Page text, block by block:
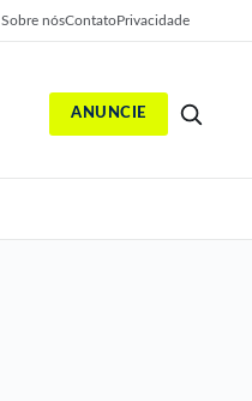
Sobre nósContatoPrivacidade
ANUNCIE